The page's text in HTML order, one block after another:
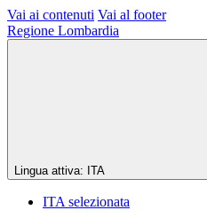
Vai ai contenuti Vai al footer
Regione Lombardia
Lingua attiva: ITA
ITA selezionata